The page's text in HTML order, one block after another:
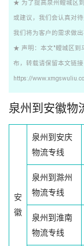
★ 为了提高泉州鲤城区
或建议，我们会认真对
我们将为客户的需求做
★ 声明：本文"鲤城区到
布，转载请保留本文链接
https://
泉州到安徽物
安
徽
泉州到安庆
物流专线
泉州到滁州
物流专线
泉州到淮南
物流专线